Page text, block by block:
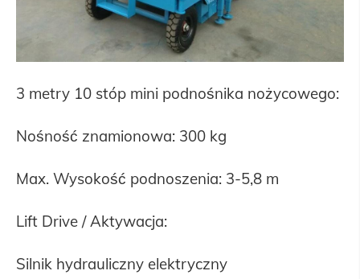
3 metry 10 stóp mini podnośnika nożycowego:
Nośność znamionowa: 300 kg
Max. Wysokość podnoszenia: 3-5,8 m
Lift Drive / Aktywacja:
Silnik hydrauliczny elektryczny